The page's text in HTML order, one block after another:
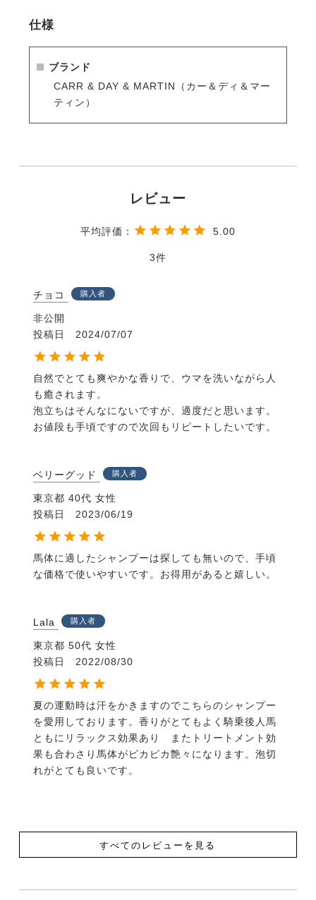
【CARR & DAY & MARTIN社】
英国王室御用達。1765年創業以来、馬や馬具のケア製
仕様
ブランド
CARR & DAY & MARTIN（カー＆ディ＆マー
ティン）
5.00
3
チョコ 購入者
非公開
投稿日
2024/07/07
自然でとても爽やかな香りで、ウマを洗いながら人
も癒されます。
泡立ちはそんなにないですが、適度だと思います。
お値段も手頃ですので次回もリピートしたいです。
ベリーグッド 購入者
東京都 40代 女性
投稿日
2023/06/19
馬体に適したシャンプーは探しても無いので、手頃
な価格で使いやすいです。お得用があると嬉しい。
Lala 購入者
東京都 50代 女性
投稿日
2022/08/30
夏の運動時は汗をかきますのでこちらのシャンプー
を愛用しております。香りがとてもよく騎乗後人馬
ともにリラックス効果あり　またトリートメント効
果も合わさり馬体がピカピカ艶々になります。泡切
れがとても良いです。
すべてのレビューを見る